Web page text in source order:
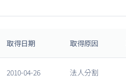
取得日期 取得原因
2010-04-26 法人分割